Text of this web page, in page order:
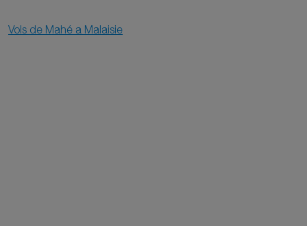
Vols de Mahé a Malaisie